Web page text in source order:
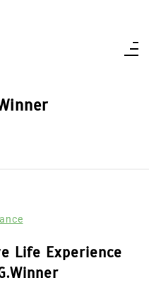
Life Experience